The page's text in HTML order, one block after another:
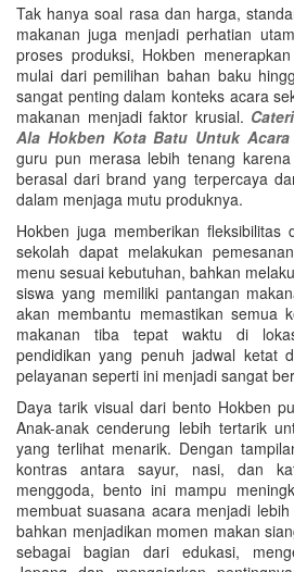
Tak hanya soal rasa dan harga,
makanan juga menjadi perhatian
proses produksi, Hokben
mulai dari pemilihan bahan baku
sangat penting dalam konteks acara
makanan menjadi faktor krusial.
Ala Hokben Kota Batu Untuk Acara
guru pun merasa lebih tenang
berasal dari brand yang terpercaya
dalam menjaga mutu produknya.
Hokben juga memberikan fleksibilitas
sekolah dapat melakukan
menu sesuai kebutuhan, bahkan
siswa yang memiliki pantangan
akan membantu memastikan semua
makanan tiba tepat waktu di
pendidikan yang penuh jadwal ketat
pelayanan seperti ini menjadi sangat
Daya tarik visual dari bento Hokben
Anak-anak cenderung lebih tertarik
yang terlihat menarik. Dengan
kontras antara sayur, nasi, dan
menggoda, bento ini mampu
membuat suasana acara menjadi
bahkan menjadikan momen makan
sebagai bagian dari edukasi,